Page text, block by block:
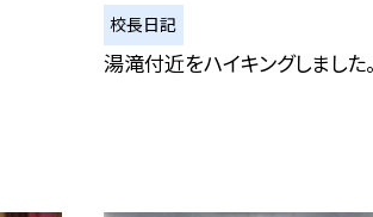
校長日記
湯滝付近をハイキングしました。